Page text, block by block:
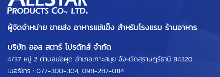
ผู้จัดจำหน่าย ขายส่ง อาหารแช่แข็ง สำหรับโรงแรม ร้านอาหาร
บริษัท ออล สตาร์ โปรดักส์ จำกัด
4/37 หมู่ 2 ตำบลบ่อผุด อำเภอเกาะสมุย จังหวัดสุราษฎร์ธานี 84320
เบอร์โทร : 077-300-304, 098-287-0114